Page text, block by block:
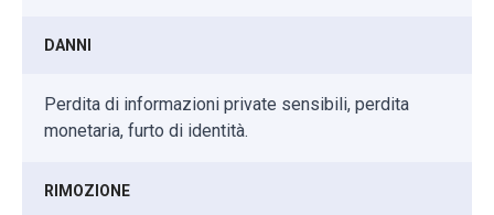
DANNI
Perdita di informazioni private sensibili, perdita
monetaria, furto di identità.
RIMOZIONE